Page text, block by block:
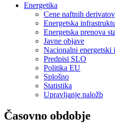
Energetika
Cene naftnih derivatov
Energetska
Energetska prenova
Javne objave
Nacionalni energetski
Predpisi SLO
Politika EU
Splošno
Statistika
Upravljanje naložb
Časovno obdobje